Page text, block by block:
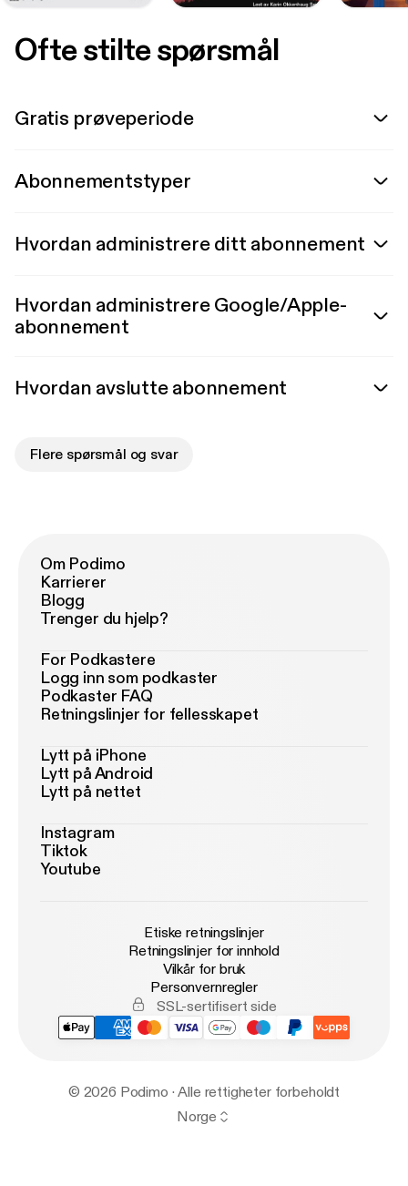
Ofte stilte spørsmål
Gratis prøveperiode
Abonnementstyper
Hvordan administrere ditt abonnement
Hvordan administrere Google/Apple-
abonnement
Hvordan avslutte abonnement
Flere spørsmål og svar
Om Podimo
Karrierer
Blogg
Trenger du hjelp?
For Podkastere
Logg inn som podkaster
Podkaster FAQ
Retningslinjer for fellesskapet
Lytt på iPhone
Lytt på Android
Lytt på nettet
Instagram
Tiktok
Youtube
Etiske retningslinjer
Retningslinjer for innhold
Vilkår for bruk
Personvernregler
SSL-sertifisert side
© 2026 Podimo · Alle rettigheter forbeholdt
Norge